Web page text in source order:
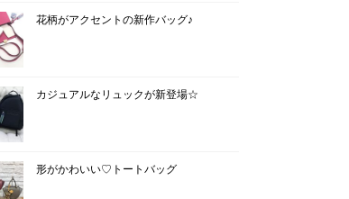
花柄がアクセントの新作バッグ♪
カジュアルなリュックが新登場☆
形がかわいい♡トートバッグ